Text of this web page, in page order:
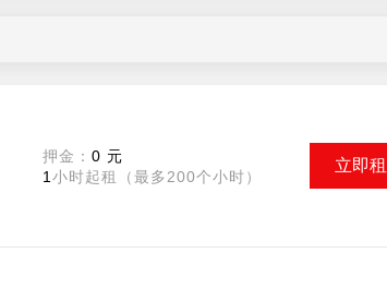
押金： 0 元
1 小时起租（最多200个小时）
立即